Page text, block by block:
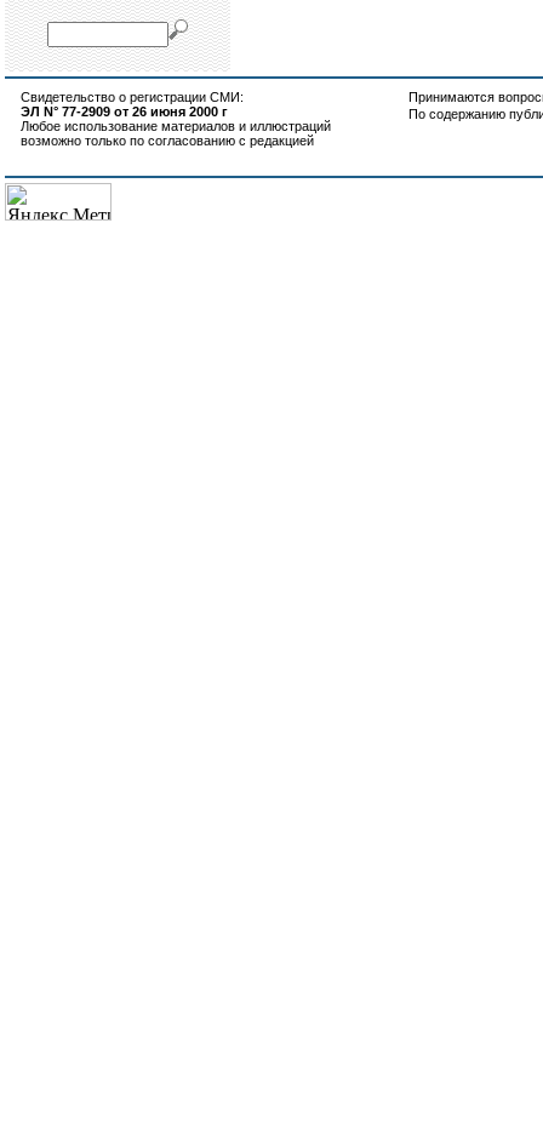
Свидетельство о регистрации СМИ:
ЭЛ N° 77-2909 от 26 июня 2000 г
Любое использование материалов и иллюстраций
возможно только по согласованию с редакцией
Принимаются
По содержанию